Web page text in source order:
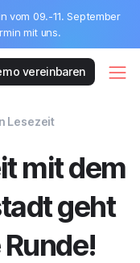
vom 09.-11. September
mit uns.
vereinbaren
Lesezeit
mit dem
geht